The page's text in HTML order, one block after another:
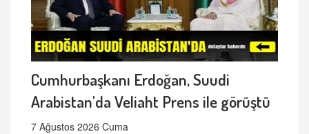
Cumhurbaşkanı Erdoğan, Suudi
Arabistan'da Veliaht Prens ile görüştü
7 Ağustos 2026 Cuma